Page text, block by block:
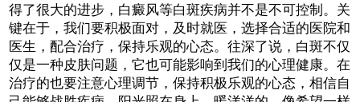
得了很大的进步，白癜风等白斑疾病并不是不可控制。关
键在于，我们要积极面对，及时就医，选择合适的医院和
医生，配合治疗，保持乐观的心态。往深了说，白斑不仅
仅是一种皮肤问题，它也可能影响到我们的心理健康。在
治疗的也要注意心理调节，保持积极乐观的心态，相信自